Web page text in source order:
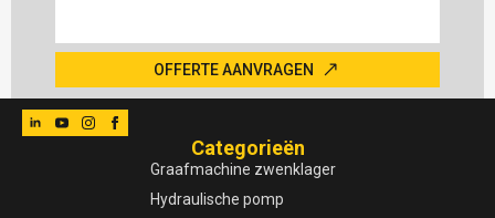
OFFERTE AANVRAGEN
Categorieën
Graafmachine zwenklager
Hydraulische pomp